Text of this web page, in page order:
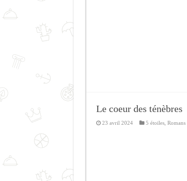
Le coeur des ténèbres
23 avril 2024 5 étoiles, Romans